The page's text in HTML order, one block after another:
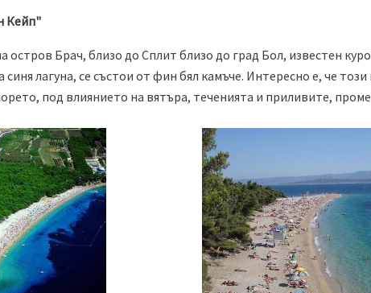
Кейп"
остров Брач, близо до Сплит близо до град Бол, известен
синя лагуна, се състои от фин бял камъче. Интересно е, че
под влиянието на вятъра, теченията и приливите,